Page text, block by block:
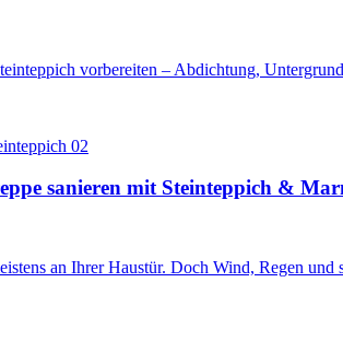
vorbereiten – Abdichtung,
sanieren mit Steinteppich &
an Ihrer Haustür. Doch Wind, Regen